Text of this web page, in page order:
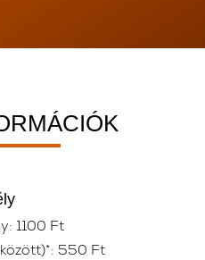
1100 Ft
550 Ft